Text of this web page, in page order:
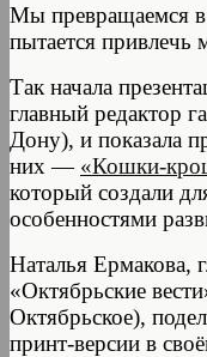
Мы превращаемся в
пытается
Так начала
главный редактор
Дону), и показала
них — «Кошки-
который создали
особенностями
Наталья Ермакова,
«Октябрьские
Октябрьское),
принт-версии в